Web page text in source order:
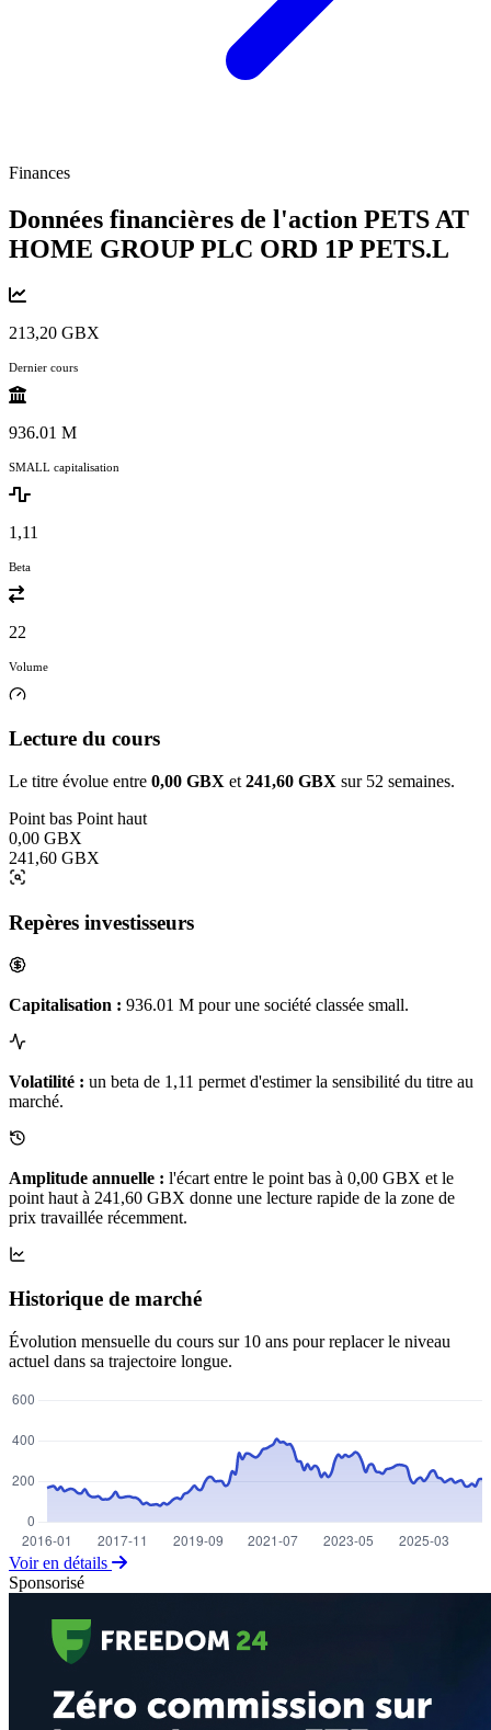
Finances
Données financières de l'action PETS AT
HOME GROUP PLC ORD 1P PETS.L
213,20 GBX
Dernier cours
936.01 M
SMALL capitalisation
1,11
Beta
22
Volume
Lecture du cours
Le titre évolue entre 0,00 GBX et 241,60 GBX sur 52 semaines.
Point bas Point haut
0,00 GBX
241,60 GBX
Repères investisseurs
Capitalisation : 936.01 M pour une société classée small.
Volatilité : un beta de 1,11 permet d'estimer la sensibilité du titre au
marché.
Amplitude annuelle : l'écart entre le point bas à 0,00 GBX et le
point haut à 241,60 GBX donne une lecture rapide de la zone de
prix travaillée récemment.
Historique de marché
Évolution mensuelle du cours sur 10 ans pour replacer le niveau
actuel dans sa trajectoire longue.
Voir en détails
Sponsorisé